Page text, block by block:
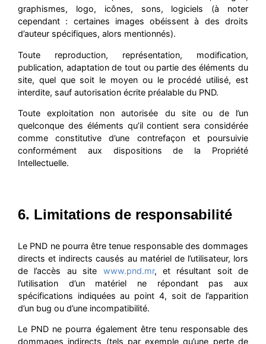
graphismes, logo, icônes, sons, logiciels (à noter
cependant : certaines images obéissent à des droits
d’auteur spécifiques, alors mentionnés).
Toute reproduction, représentation, modification,
publication, adaptation de tout ou partie des éléments du
site, quel que soit le moyen ou le procédé utilisé, est
interdite, sauf autorisation écrite préalable du PND.
Toute exploitation non autorisée du site ou de l’un
quelconque des éléments qu’il contient sera considérée
comme constitutive d’une contrefaçon et poursuivie
conformément aux dispositions de la Propriété
Intellectuelle.
6. Limitations de responsabilité
Le PND ne pourra être tenue responsable des dommages
directs et indirects causés au matériel de l’utilisateur, lors
de l’accès au site www.pnd.mr, et résultant soit de
l’utilisation d’un matériel ne répondant pas aux
spécifications indiquées au point 4, soit de l’apparition
d’un bug ou d’une incompatibilité.
Le PND ne pourra également être tenu responsable des
dommages indirects (tels par exemple qu’une perte de